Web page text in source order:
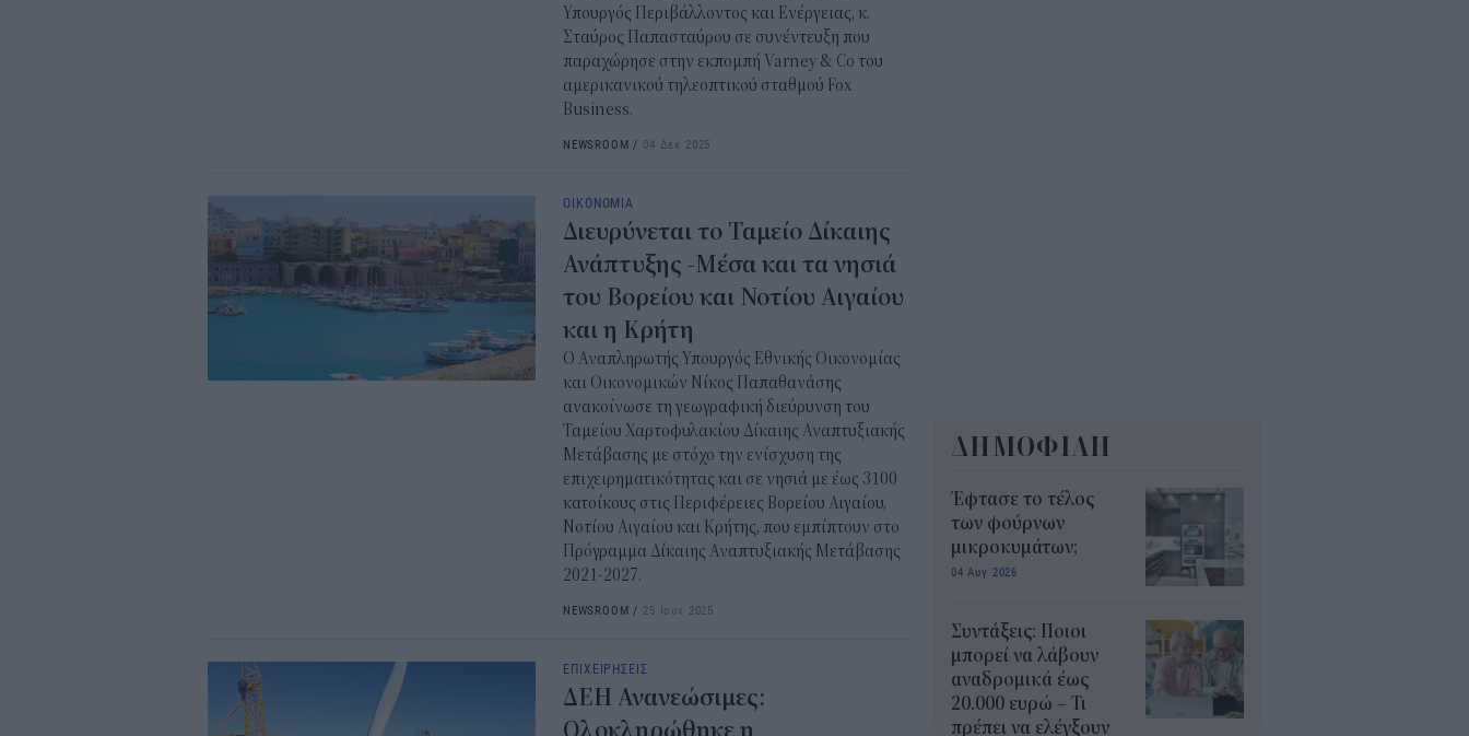
Υπουργός Περιβάλλοντος και Ενέργειας, κ.
Σταύρος Παπασταύρου σε συνέντευξη που
παραχώρησε στην εκπομπή Varney & Co του
αμερικανικού τηλεοπτικού σταθμού Fox
Business.
NEWSROOM / 04 Δεκ 2025
ΟΙΚΟΝΟΜΙΑ
Διευρύνεται το Ταμείο Δίκαιης
Ανάπτυξης -Μέσα και τα νησιά
του Βορείου και Νοτίου Αιγαίου
και η Κρήτη
Ο Αναπληρωτής Υπουργός Εθνικής Οικονομίας
και Οικονομικών Νίκος Παπαθανάσης
ανακοίνωσε τη γεωγραφική διεύρυνση του
Ταμείου Χαρτοφυλακίου Δίκαιης Αναπτυξιακής
Μετάβασης με στόχο την ενίσχυση της
επιχειρηματικότητας και σε νησιά με έως 3100
κατοίκους στις Περιφέρειες Βορείου Αιγαίου,
Νοτίου Αιγαίου και Κρήτης, που εμπίπτουν στο
Πρόγραμμα Δίκαιης Αναπτυξιακής Μετάβασης
2021-2027.
NEWSROOM / 25 Ιουν 2025
ΕΠΙΧΕΙΡΗΣΕΙΣ
ΔΕΗ Ανανεώσιμες:
ΔΗΜΟΦΙΛΗ
Έφτασε το τέλος
των φούρνων
μικροκυμάτων;
04 Αυγ 2026
Συντάξεις: Ποιοι
μπορεί να λάβουν
αναδρομικά έως
20.000 ευρώ – Τι
πρέπει να ελέγξουν